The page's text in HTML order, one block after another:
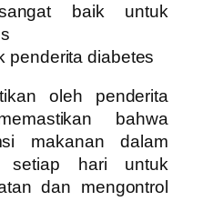
baik untuk
penderita diabetes
oleh penderita
bahwa
makanan dalam
setiap hari untuk
dan mengontrol